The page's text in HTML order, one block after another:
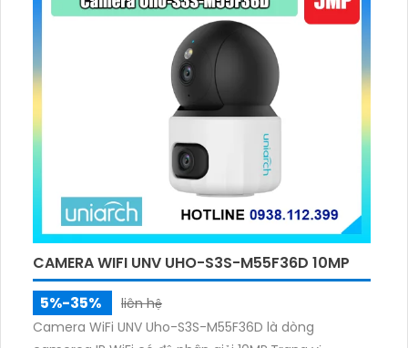
CAMERA WIFI UNV UHO-S3S-M55F36D 10MP
5%-35%
liên hệ
Camera WiFi UNV Uho-S3S-M55F36D là dòng